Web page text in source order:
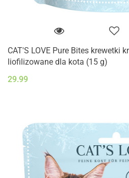
CAT'S LOVE Pure Bites krewetki
liofilizowane dla kota (15 g)
29.99